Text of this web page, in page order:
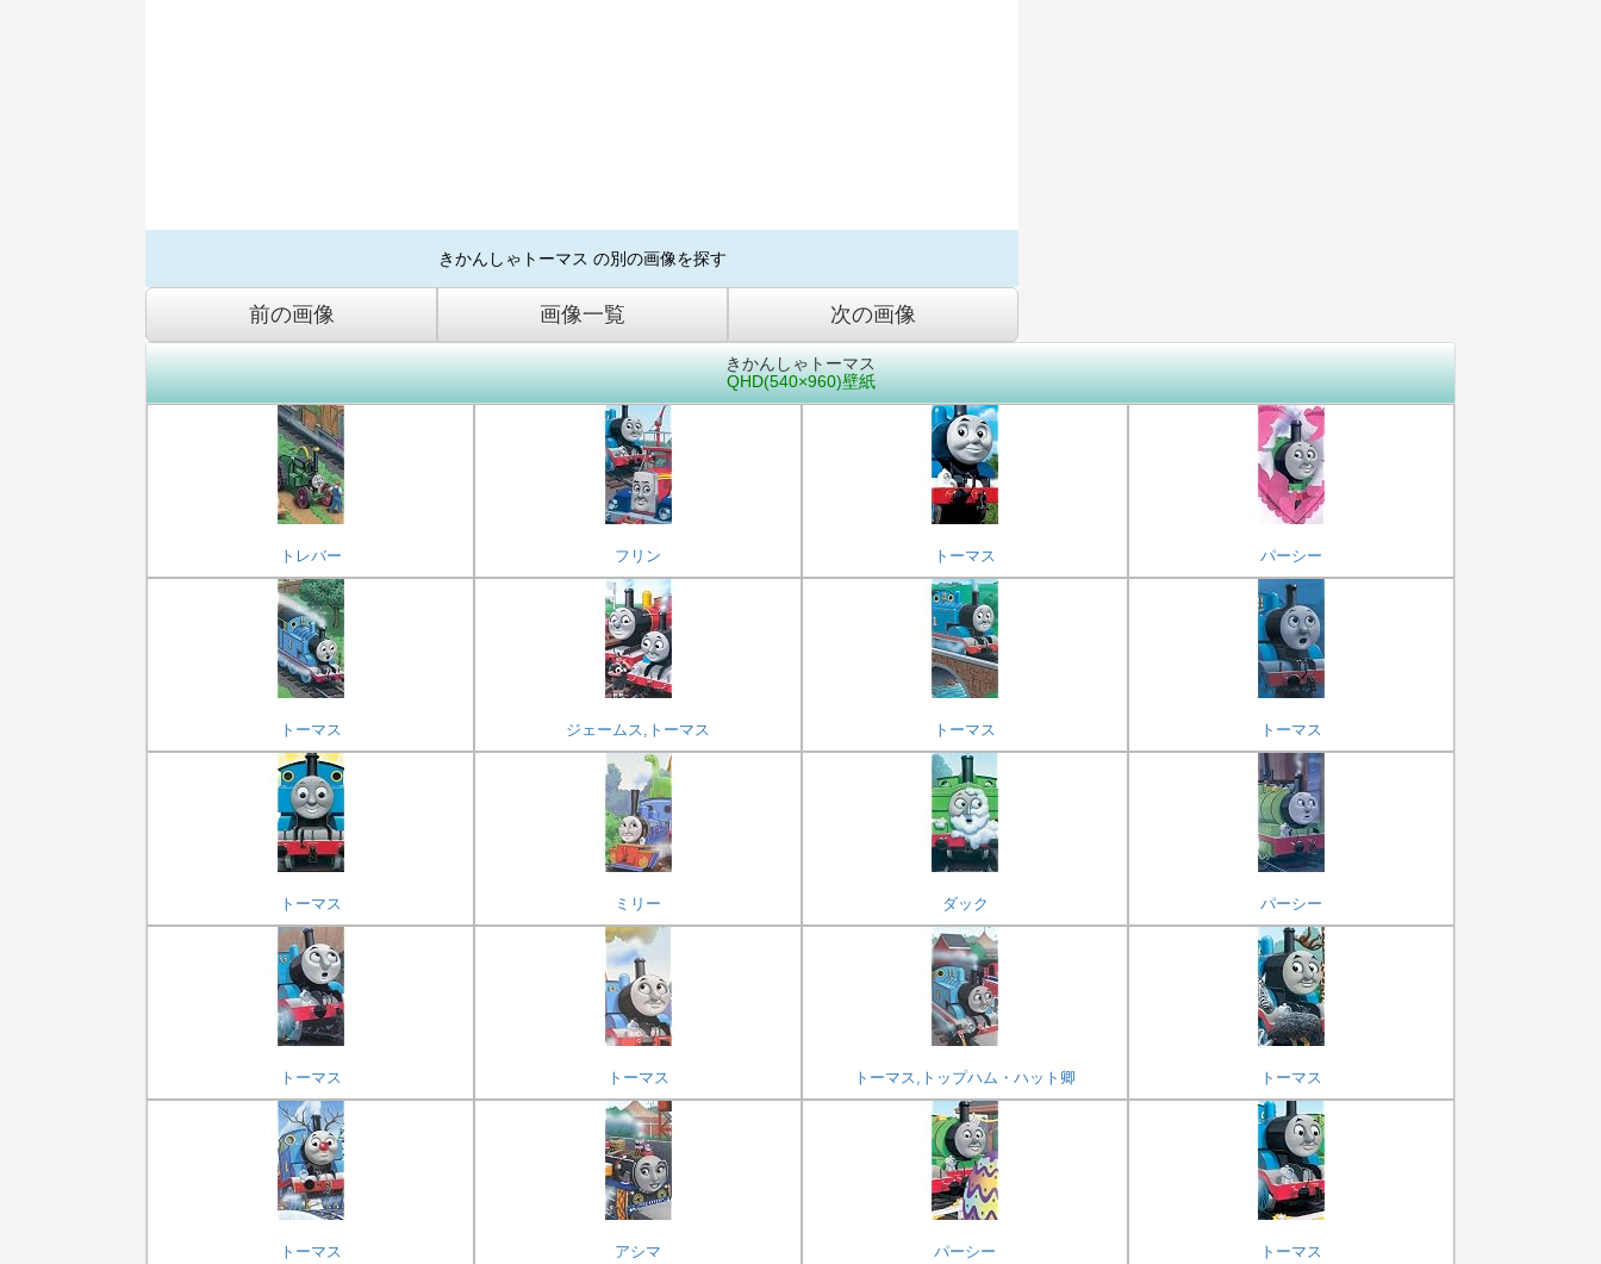
きかんしゃトーマス の別の画像を探す
前の画像 画像一覧 次の画像
きかんしゃトーマス
QHD(540×960)壁紙
トレバー フリン トーマス パーシー
トーマス ジェームス,トーマス トーマス トーマス
トーマス ミリー ダック パーシー
トーマス トーマス トーマス,トップハム・ハット卿 トーマス
トーマス アシマ パーシー トーマス